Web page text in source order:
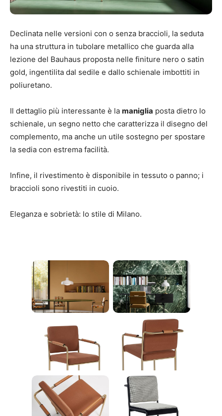
Declinata nelle versioni con o senza braccioli, la seduta
ha una struttura in tubolare metallico che guarda alla
lezione del Bauhaus proposta nelle finiture nero o satin
gold, ingentilita dal sedile e dallo schienale imbottiti in
poliuretano.
Il dettaglio più interessante è la maniglia posta dietro lo
schienale, un segno netto che caratterizza il disegno del
complemento, ma anche un utile sostegno per spostare
la sedia con estrema facilità.
Infine, il rivestimento è disponibile in tessuto o panno; i
braccioli sono rivestiti in cuoio.
Eleganza e sobrietà: lo stile di Milano.